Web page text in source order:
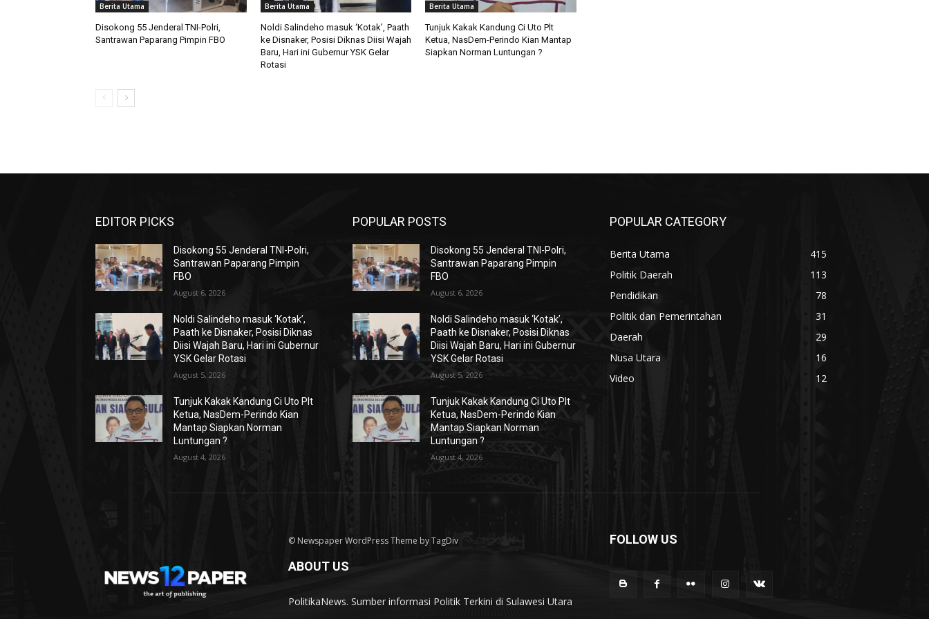
Berita Utama
Disokong 55 Jenderal TNI-Polri,
Santrawan Paparang Pimpin FBO
Berita Utama
Noldi Salindeho masuk ‘Kotak’, Paath
ke Disnaker, Posisi Diknas Diisi Wajah
Baru, Hari ini Gubernur YSK Gelar
Rotasi
Berita Utama
Tunjuk Kakak Kandung Ci Uto Plt
Ketua, NasDem-Perindo Kian Mantap
Siapkan Norman Luntungan ?
EDITOR PICKS
Disokong 55 Jenderal TNI-Polri,
Santrawan Paparang Pimpin
FBO
August 6, 2026
Noldi Salindeho masuk ‘Kotak’,
Paath ke Disnaker, Posisi Diknas
Diisi Wajah Baru, Hari ini Gubernur
YSK Gelar Rotasi
August 5, 2026
Tunjuk Kakak Kandung Ci Uto Plt
Ketua, NasDem-Perindo Kian
Mantap Siapkan Norman
Luntungan ?
August 4, 2026
POPULAR POSTS
Disokong 55 Jenderal TNI-Polri,
Santrawan Paparang Pimpin
FBO
August 6, 2026
Noldi Salindeho masuk ‘Kotak’,
Paath ke Disnaker, Posisi Diknas
Diisi Wajah Baru, Hari ini Gubernur
YSK Gelar Rotasi
August 5, 2026
Tunjuk Kakak Kandung Ci Uto Plt
Ketua, NasDem-Perindo Kian
Mantap Siapkan Norman
Luntungan ?
August 4, 2026
POPULAR CATEGORY
Berita Utama
415
Politik Daerah
113
Pendidikan
78
Politik dan Pemerintahan
31
Daerah
29
Nusa Utara
16
Video
12
© Newspaper WordPress Theme by TagDiv
ABOUT US
PolitikaNews. Sumber informasi Politik Terkini di Sulawesi Utara
FOLLOW US